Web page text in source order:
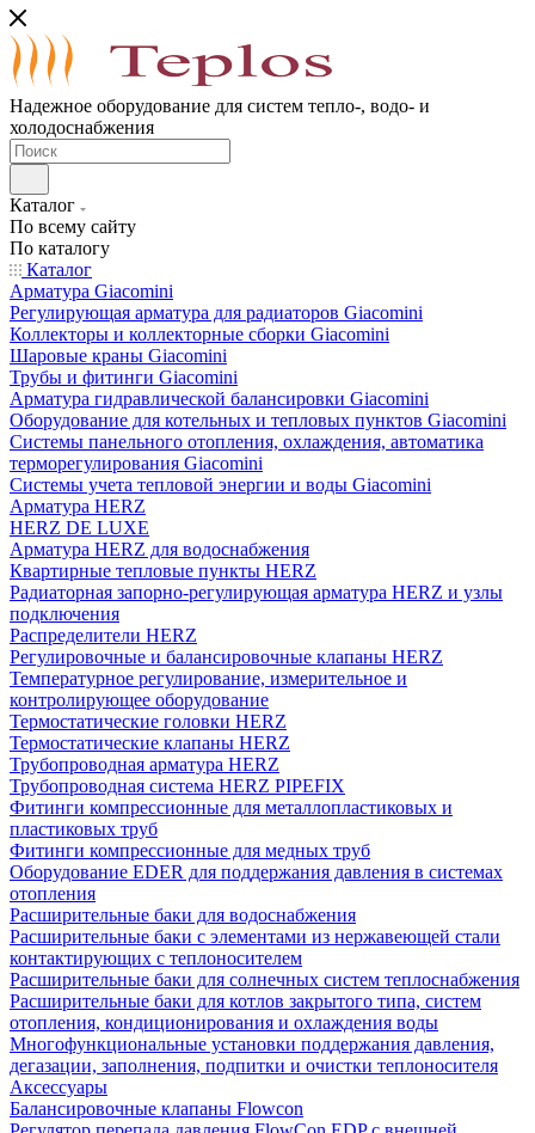
Надежное оборудование для систем тепло-, водо- и
холодоснабжения
Каталог
По всему сайту
По каталогу
Каталог
Арматура Giacomini
Регулирующая арматура для радиаторов Giacomini
Коллекторы и коллекторные сборки Giacomini
Шаровые краны Giacomini
Трубы и фитинги Giacomini
Арматура гидравлической балансировки Giacomini
Оборудование для котельных и тепловых пунктов Giacomini
Системы панельного отопления, охлаждения, автоматика
терморегулирования Giacomini
Системы учета тепловой энергии и воды Giacomini
Арматура HERZ
HERZ DE LUXE
Арматура HERZ для водоснабжения
Квартирные тепловые пункты HERZ
Радиаторная запорно-регулирующая арматура HERZ и узлы
подключения
Распределители HERZ
Регулировочные и балансировочные клапаны HERZ
Температурное регулирование, измерительное и
контролирующее оборудование
Термостатические головки HERZ
Термостатические клапаны HERZ
Трубопроводная арматура HERZ
Трубопроводная система HERZ PIPEFIX
Фитинги компрессионные для металлопластиковых и
пластиковых труб
Фитинги компрессионные для медных труб
Оборудование EDER для поддержания давления в системах
отопления
Расширительные баки для водоснабжения
Расширительные баки с элементами из нержавеющей стали
контактирующих с теплоносителем
Расширительные баки для солнечных систем теплоснабжения
Расширительные баки для котлов закрытого типа, систем
отопления, кондиционирования и охлаждения воды
Многофункциональные установки поддержания давления,
дегазации, заполнения, подпитки и очистки теплоносителя
Аксессуары
Балансировочные клапаны Flowcon